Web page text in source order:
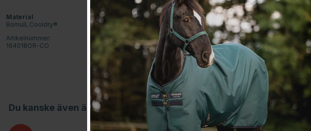
Material
Bomull, Cooldry®
Artikelnummer:
164018OR-CO
Du kanske även är intresserad av